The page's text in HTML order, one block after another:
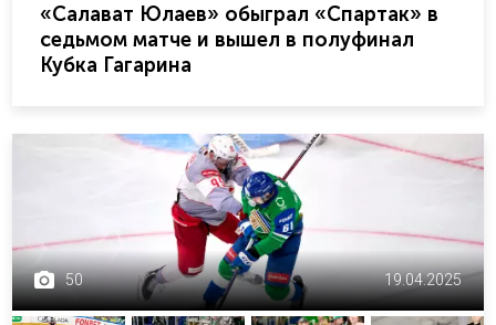
«Салават Юлаев» обыграл «Спартак» в
седьмом матче и вышел в полуфинал
Кубка Гагарина
50 19.04.2025